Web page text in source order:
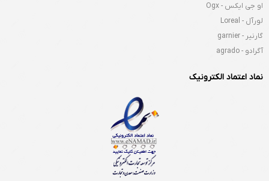
او جی ایکس - Ogx
لورآل - Loreal
گارنیر - garnier
آگرادو - agrado
نماد اعتماد الکترونیک